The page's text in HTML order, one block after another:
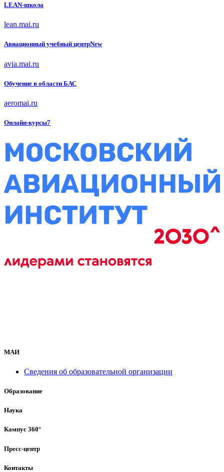
LEAN-школа
lean.mai.ru
Авиационный учебный центрNew
avia.mai.ru
Обучение в области БАС
aeromai.ru
Онлайн-курсы7
МАИ
Сведения об образовательной организации
Образование
Наука
Кампус 360°
Пресс-центр
Контакты